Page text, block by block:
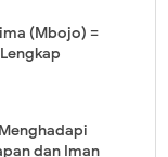
(Mbojo) =
dan Iman